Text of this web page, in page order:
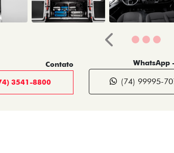
Anterior
Contato
3541-8800
WhatsApp
(74) 99995-